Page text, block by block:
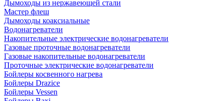
Дымоходы из нержавеющей стали
Мастер флеш
Дымоходы коаксиальные
Водонагреватели
Накопительные электрические водонагреватели
Газовые проточные водонагреватели
Газовые накопительные водонагреватели
Проточные электрические водонагреватели
Бойлеры косвенного нагрева
Бойлеры Drazice
Бойлеры Vessen